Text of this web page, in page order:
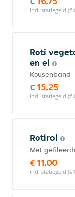
incl. statiegeld (€
Roti
en ei
Kousenband
€ 15,25
incl. statiegeld (€
Rotirol
Met
€ 11,00
incl. statiegeld (€